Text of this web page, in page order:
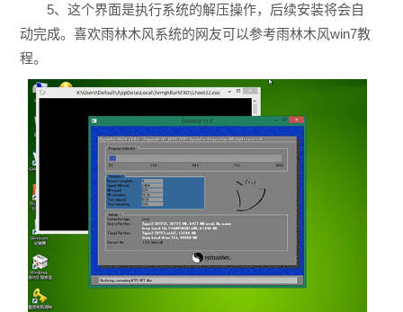
5、这个界面是执行系统的解压操作，后续安装将会自
动完成。喜欢雨林木风系统的网友可以参考雨林木风win7教
程。